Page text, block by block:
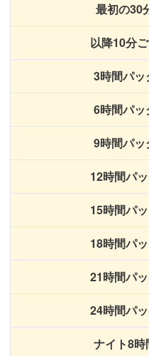
最初の30
以降10分
3時間パッ
6時間パッ
9時間パッ
12時間パ
15時間パ
18時間パ
21時間パ
24時間パ
ナイト8時